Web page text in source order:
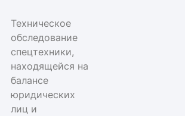
Техническое
обследование
спецтехники,
находящейся на
балансе
юридических
лиц и